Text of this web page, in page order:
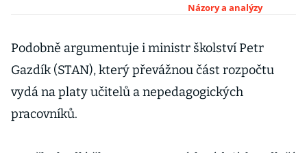
na sociálních
třídě
Názory a analýzy
Podobně argumentuje i ministr školství Petr
Gazdík (STAN), který převážnou část rozpočtu
vydá na platy učitelů a nepedagogických
pracovníků.